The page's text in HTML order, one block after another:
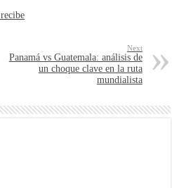
Next
Panamá vs Guatemala: análisis de
un choque clave en la ruta
mundialista